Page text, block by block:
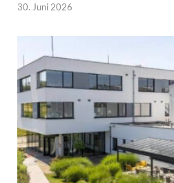
30. Juni 2026